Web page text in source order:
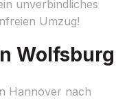
unverbindliches
Umzug!
Wolfsburg
Hannover nach